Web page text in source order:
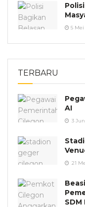
5 Mei
TERBARU
AI
3
21
SDM